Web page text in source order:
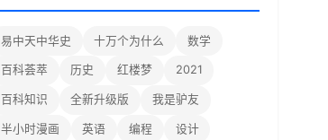
易中天中华史 十万个为什么 数学
百科荟萃 历史 红楼梦 2021
百科知识 全新升级版 我是驴友
半小时漫画 英语 编程 设计